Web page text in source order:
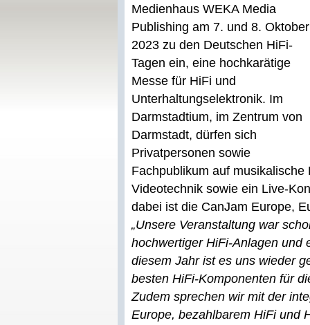
Medienhaus WEKA Media
Publishing am 7. und 8. Oktober
2023 zu den Deutschen HiFi-
Tagen ein, eine hochkarätige
Messe für HiFi und
Unterhaltungselektronik. Im
Darmstadtium, im Zentrum von
Darmstadt, dürfen sich
Privatpersonen sowie
Fachpublikum auf
Videotechnik sowie ein Live-
dabei ist die CanJam Europe,
„Unsere Veranstaltung war
hochwertiger HiFi-Anlagen und
diesem Jahr ist es uns wieder
besten HiFi-Komponenten für
Zudem sprechen wir mit der
Europe, bezahlbarem HiFi und